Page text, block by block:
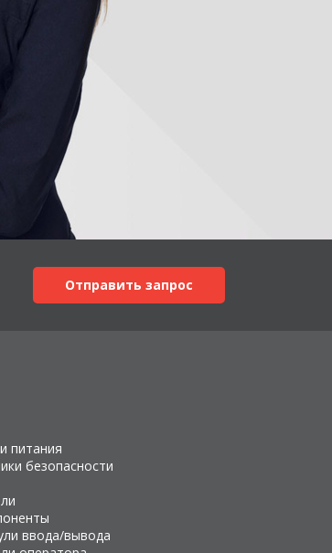
Отправить запрос
питания
безопасности
ввода/вывода